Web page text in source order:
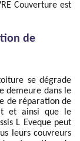
Couverture est
de
se dégrade
demeure dans le
de réparation de
et ainsi que le
L Eveque peut
leurs couvreurs